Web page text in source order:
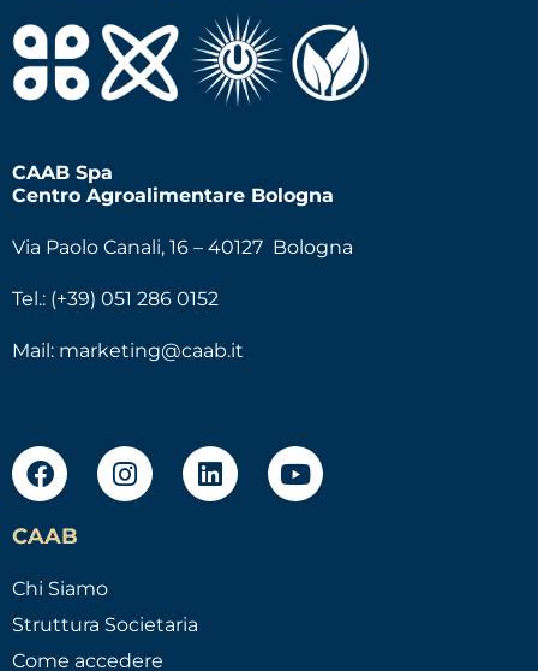
CAAB Spa
Centro Agroalimentare Bologna
Via Paolo Canali, 16 – 40127 Bologna
Tel.: (+39) 051 286 0152
Mail: marketing@caab.it
CAAB
Chi Siamo
Struttura Societaria
Come accedere